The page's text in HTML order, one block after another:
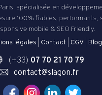
spécialisée en
100% fiables, performants,
mobile & SEO Friendly.
légales
Contact CGV| Blog
(+33) 07 70 21 70 79
contact@slagon.fr